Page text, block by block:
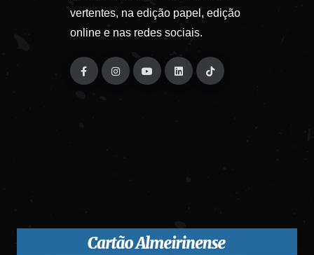
vertentes, na edição papel, edição
online e nas redes sociais.